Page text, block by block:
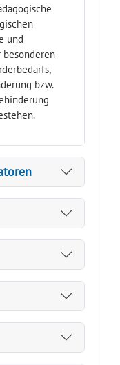
und
besonderen
bzw.